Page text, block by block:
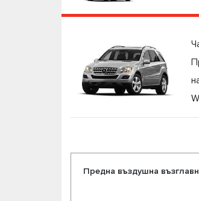
Като официален
W164 на конкуретни цени и
доверени немски и
продукта за Вашият
Предна въздушна